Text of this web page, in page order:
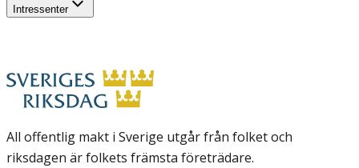
Intressenter
All offentlig makt i Sverige utgår från folket och
riksdagen är folkets främsta företrädare.